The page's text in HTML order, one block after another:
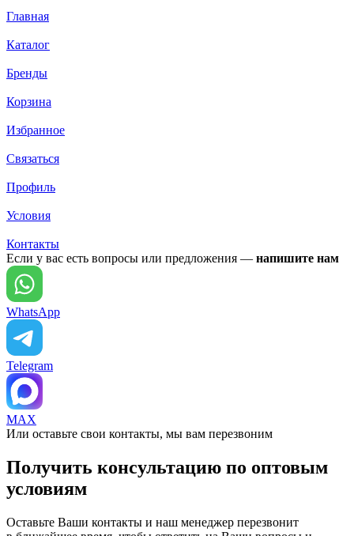
Главная
Каталог
Бренды
Корзина
Избранное
Связаться
Профиль
Условия
Контакты
Если у вас есть вопросы или предложения — напишите нам
WhatsApp
Telegram
MAX
Или оставьте свои контакты, мы вам перезвоним
Получить консультацию по оптовым
условиям
Оставьте Ваши контакты и наш менеджер перезвонит